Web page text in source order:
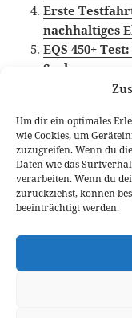
Um dir ein optimales
wie Cookies, um
zuzugreifen. Wenn du
Daten wie das
verarbeiten. Wenn du
zurückziehst, können
beeinträchtigt werden.
Erste
nachhaltiges
EQS 450+
Socken
Veröffentlicht
am
30. September 2021
BMW i, Elektroauto,
Beitragsnavigation
VORHERIGER
Vorheriger
Beitrag:
Peugeot e-
Stromer
Range Rover